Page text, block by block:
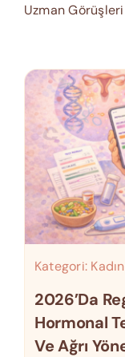
Uzman Görüşleri
Kategori:
2026’da
Hormonal
Ve Ağrı